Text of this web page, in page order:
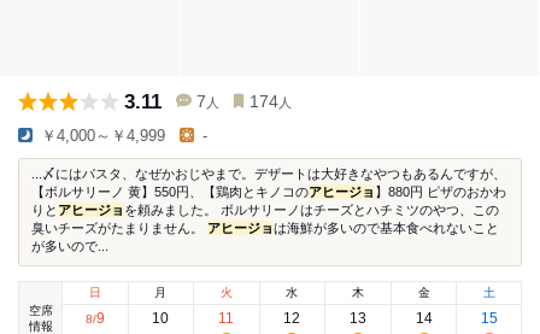
3.11 7 人 174 人
￥4,000～￥4,999 -
...〆にはパスタ、なぜかおじやまで。デザートは大好きなやつもあるんですが、
【ボルサリーノ 黄】550円、【鶏肉とキノコのアヒージョ 】880円 ピザのおかわ
りと アヒージョ を頼みました。 ボルサリーノはチーズとハチミツのやつ、この
臭いチーズがたまりません。 アヒージョは海鮮が多いので基本食べれないこと
が多いので...
空席
情報
日
8/9
月
10
火
11
水
12
木
13
金
14
土
15